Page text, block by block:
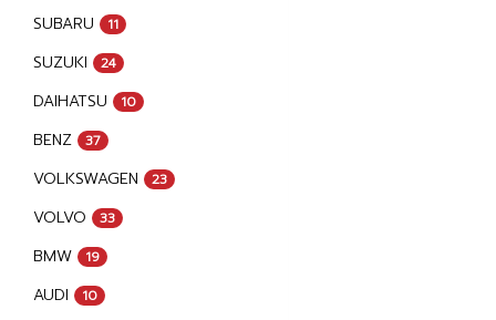
SUBARU 11
SUZUKI 24
DAIHATSU 10
BENZ 37
VOLKSWAGEN 23
VOLVO 33
BMW 19
AUDI 10